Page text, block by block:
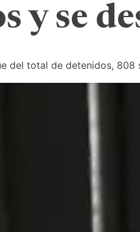
y se
del total de detenidos,